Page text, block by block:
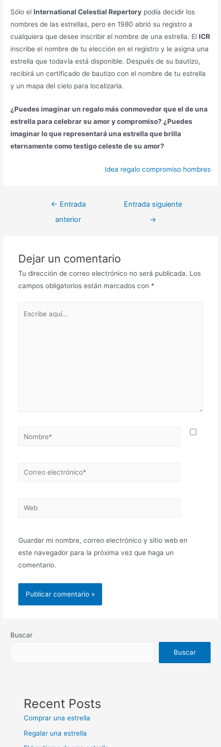
Sólo elInternational Celestial Repertory podía decidir los
nombres de las estrellas, pero en 1980 abrió su registro a
cualquiera que desee inscribir el nombre de una estrella. ElICR
inscribe el nombre de tu elección en el registro y le asigna una
estrella que todavía está disponible. Después de su bautizo,
recibirá un certificado de bautizo con el nombre de tu estrella
y un mapa del cielo para localizarla.
¿Puedes imaginar un regalo más conmovedor que el de una
estrella para celebrar su amor y compromiso? ¿Puedes
imaginar lo que representará una estrella que brilla
eternamente como testigo celeste de su amor?
Idea regalo compromiso hombres
← Entrada
anterior
Entrada siguiente
→
Dejar un comentario
Tu dirección de correo electrónico no será publicada. Los
campos obligatorios están marcados con *
Guardar mi nombre, correo electrónico y sitio web en
este navegador para la próxima vez que haga un
comentario.
Buscar
Buscar
Recent Posts
Comprar una estrella
Regalar una estrella